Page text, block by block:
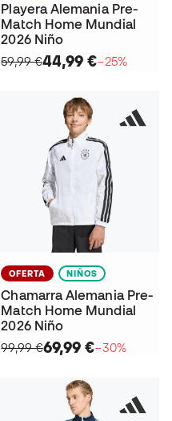
Playera Alemania Pre-
Match Home Mundial
2026 Niño
59,99 €44,99 €−25%
OFERTA NIÑOS
Chamarra Alemania Pre-
Match Home Mundial
2026 Niño
99,99 €69,99 €−30%